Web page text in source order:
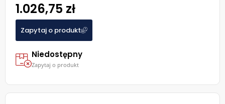
1.026,75 zł
Zapytaj o produkt
Niedostępny
Zapytaj o produkt